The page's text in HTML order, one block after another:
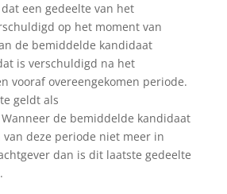
een gedeelte van het
op het moment van
de bemiddelde kandidaat
is verschuldigd na het
vooraf overeengekomen periode.
geldt als
de bemiddelde kandidaat
deze periode niet meer in
dan is dit laatste gedeelte